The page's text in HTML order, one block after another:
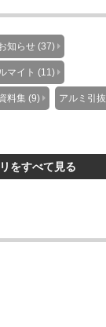
知らせ (37)
マイト (11)
料集 (9) アルミ引
をすべて見る